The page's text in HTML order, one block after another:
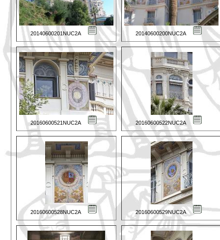
20140600201NUC2A 20140600200NUC2A
20160600521NUC2A 20160600522NUC2A
20160600528NUC2A 20160600529NUC2A